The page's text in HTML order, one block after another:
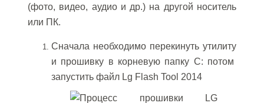
(фото, видео, аудио и др.) на другой носитель
или ПК.
Сначала необходимо перекинуть утилиту
и прошивку в корневую папку С: потом
запустить файл Lg Flash Tool 2014